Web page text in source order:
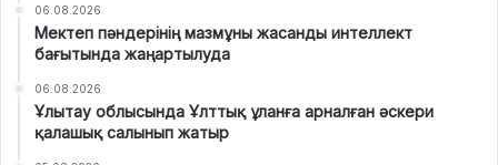
06.08.2026
Мектеп пәндерінің мазмұны жасанды интеллект
бағытында жаңартылуда
06.08.2026
Ұлытау облысында Ұлттық ұланға арналған әскери
қалашық салынып жатыр